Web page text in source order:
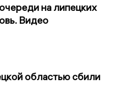
на липецких
Видео
областью сбили